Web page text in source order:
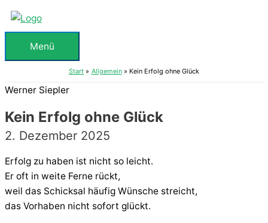
Zum
Inhalt
springenMenü
Menü
Start Allgemein Kein Erfolg ohne Glück
Werner Siepler
Kein Erfolg ohne Glück
2. Dezember 2025
Erfolg zu haben ist nicht so leicht.
Er oft in weite Ferne rückt,
weil das Schicksal häufig Wünsche streicht,
das Vorhaben nicht sofort glückt.